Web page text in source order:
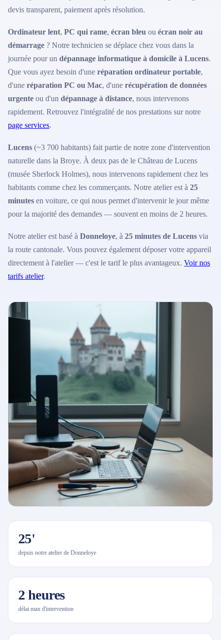
devis transparent, paiement après résolution.
Ordinateur lent, PC qui rame, écran bleu ou écran noir au
démarrage ? Notre technicien se déplace chez vous dans la
journée pour un dépannage informatique à domicile à Lucens.
Que vous ayez besoin d'une réparation ordinateur portable,
d'une réparation PC ou Mac, d'une récupération de données
urgente ou d'un dépannage à distance, nous intervenons
rapidement. Retrouvez l'intégralité de nos prestations sur notre
page services.
Lucens (~3 700 habitants) fait partie de notre zone d'intervention
naturelle dans la Broye. À deux pas de le Château de Lucens
(musée Sherlock Holmes), nous intervenons rapidement chez les
habitants comme chez les commerçants. Notre atelier est à 25
minutes en voiture, ce qui nous permet d'intervenir le jour même
pour la majorité des demandes — souvent en moins de 2 heures.
Notre atelier est basé à Donneloye, à 25 minutes de Lucens via
la route cantonale. Vous pouvez également déposer votre appareil
directement à l'atelier — c'est le tarif le plus avantageux. Voir nos
tarifs atelier.
25'
depuis notre atelier de Donneloye
2 heures
délai max d'intervention